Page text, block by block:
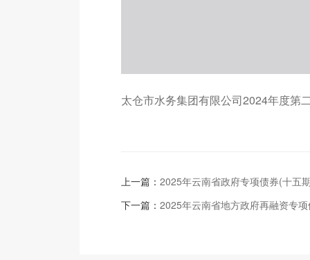
太仓市水务集团有限公司2024年度第
上一篇： 2025年云南省政府专项债券(十五
下一篇： 2025年云南省地方政府再融资专